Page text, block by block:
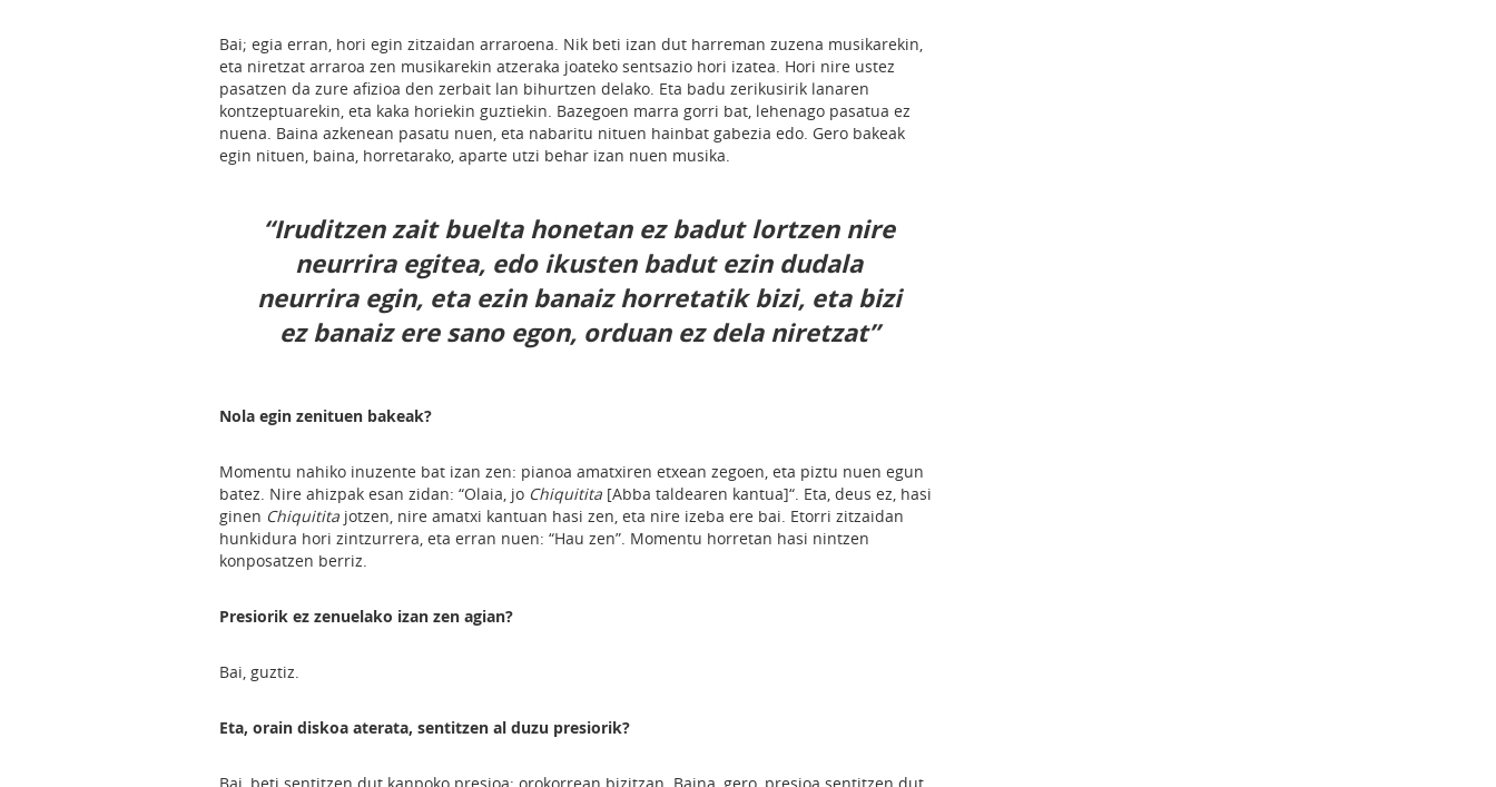
Bai; egia erran, hori egin zitzaidan arraroena. Nik beti izan dut harreman zuzena musikarekin,
eta niretzat arraroa zen musikarekin atzeraka joateko sentsazio hori izatea. Hori nire ustez
pasatzen da zure afizioa den zerbait lan bihurtzen delako. Eta badu zerikusirik lanaren
kontzeptuarekin, eta kaka horiekin guztiekin. Bazegoen marra gorri bat, lehenago pasatua ez
nuena. Baina azkenean pasatu nuen, eta nabaritu nituen hainbat gabezia edo. Gero bakeak
egin nituen, baina, horretarako, aparte utzi behar izan nuen musika.
“Iruditzen zait buelta honetan ez badut lortzen nire
neurrira egitea, edo ikusten badut ezin dudala
neurrira egin, eta ezin banaiz horretatik bizi, eta bizi
ez banaiz ere sano egon, orduan ez dela niretzat”
Nola egin zenituen bakeak?
Momentu nahiko inuzente bat izan zen: pianoa amatxiren etxean zegoen, eta piztu nuen egun
batez. Nire ahizpak esan zidan: “Olaia, jo Chiquitita [Abba taldearen kantua]“. Eta, deus ez, hasi
ginen Chiquitita jotzen, nire amatxi kantuan hasi zen, eta nire izeba ere bai. Etorri zitzaidan
hunkidura hori zintzurrera, eta erran nuen: “Hau zen”. Momentu horretan hasi nintzen
konposatzen berriz.
Presiorik ez zenuelako izan zen agian?
Bai, guztiz.
Eta, orain diskoa aterata, sentitzen al duzu presiorik?